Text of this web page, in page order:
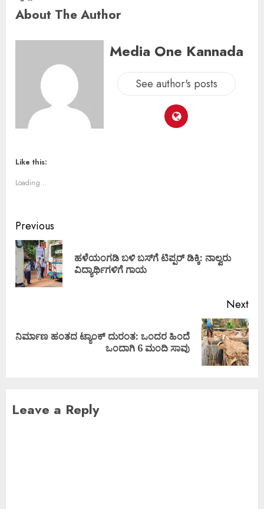
About The Author
Media One Kannada
See author's posts
Like this:
Loading...
Previous
ಹಳೆಯಂಗಡಿ ಬಳಿ ಬಸ್‌ಗೆ ಟಿಪ್ಪರ್ ಡಿಕ್ಕಿ: ನಾಲ್ವರು
ವಿದ್ಯಾರ್ಥಿಗಳಿಗೆ ಗಾಯ
Next
ನಿರ್ಮಾಣ ಹಂತದ ಟ್ಯಾಂಕ್ ದುರಂತ: ಒಂದರ ಹಿಂದೆ
ಒಂದಾಗಿ 6 ಮಂದಿ ಸಾವು
Leave a Reply